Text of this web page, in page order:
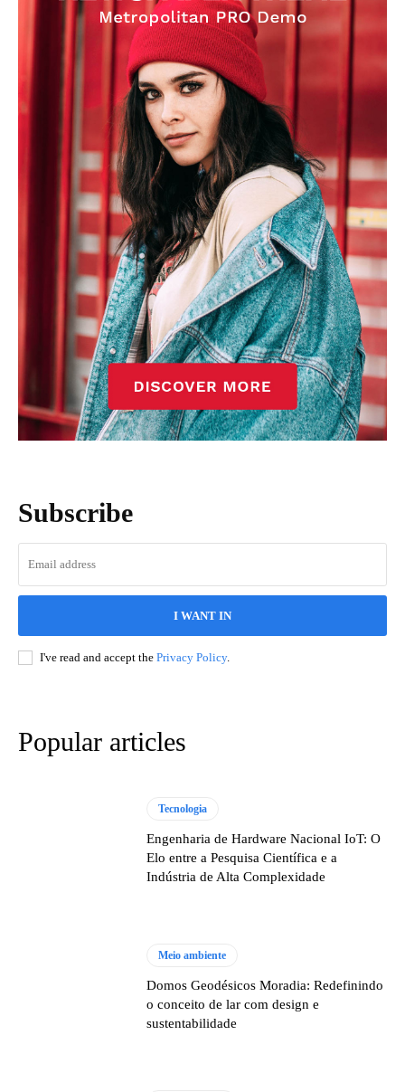
Subscribe
I WANT IN
I've read and accept the Privacy Policy.
Popular articles
Tecnologia
Engenharia de Hardware Nacional IoT: O
Elo entre a Pesquisa Científica e a
Indústria de Alta Complexidade
Meio ambiente
Domos Geodésicos Moradia: Redefinindo
o conceito de lar com design e
sustentabilidade